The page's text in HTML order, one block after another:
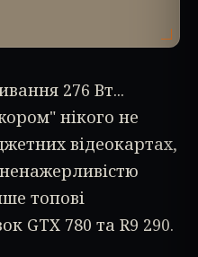
276 Вт...
нікого не
відеокартах,
топові
GTX 780 та R9 290.